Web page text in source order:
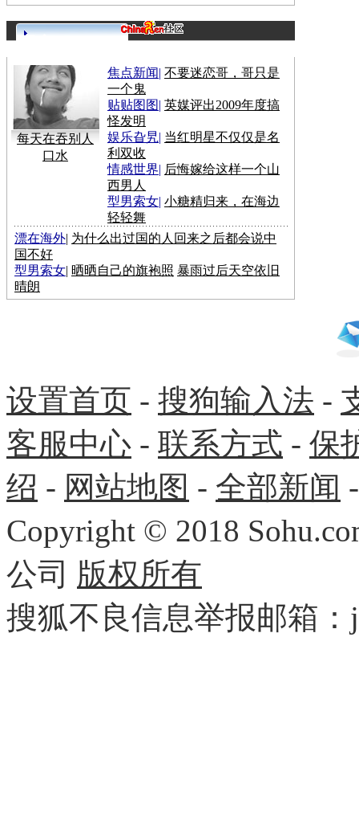
每天在吞别人
口水
焦点新闻| 不要迷恋哥，哥只是
一个鬼
贴贴图图| 英媒评出2009年度搞
怪发明
娱乐旮旯 | 当红明星不仅仅是名
利双收
情感世界| 后悔嫁给这样一个山
西男人
型男索女| 小糖精归来，在海边
轻轻舞
漂在海外| 为什么出过国的人回来之后都会说中
国不好
型男索女| 晒晒自己的旗袍照 暴雨过后天空依旧
晴朗
设置首页 - 搜狗输入法 -
客服中心 - 联系方式 - 保
绍 - 网站地图 - 全部新闻
Copyright © 2018
公司 版权所有
搜狐不良信息举报邮箱：